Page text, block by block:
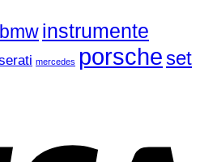
bmwinstrumente
mercedes porsche set